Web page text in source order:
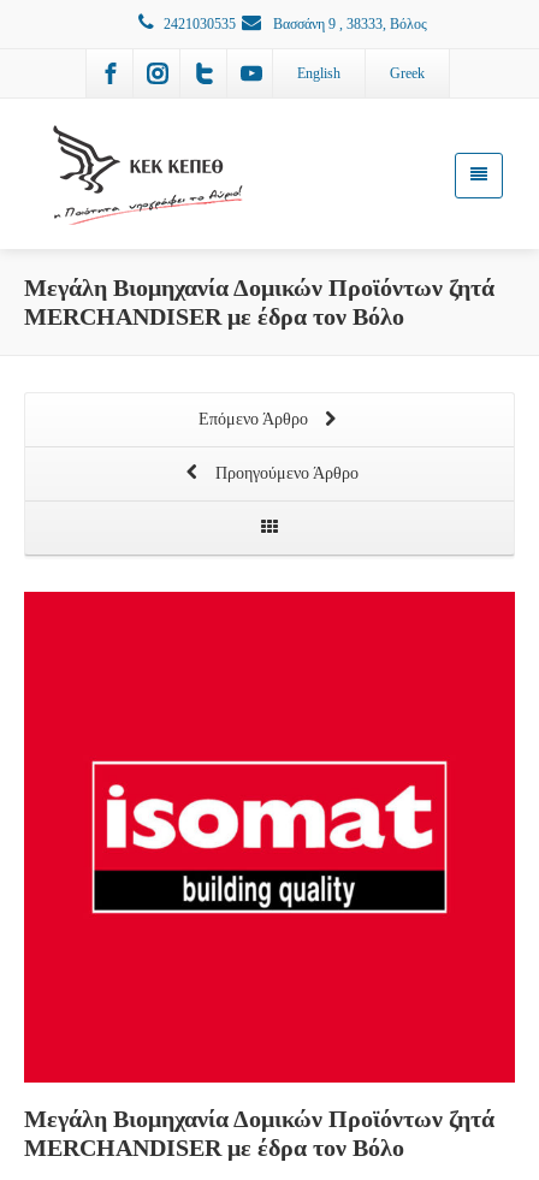
2421030535 Βασσάνη 9 , 38333, Βόλος
English Greek
Μεγάλη Βιομηχανία Δομικών Προϊόντων ζητά
MERCHANDISER με έδρα τον Βόλο
Επόμενο Άρθρο
Προηγούμενο Άρθρο
Μεγάλη Βιομηχανία Δομικών Προϊόντων ζητά
MERCHANDISER με έδρα τον Βόλο